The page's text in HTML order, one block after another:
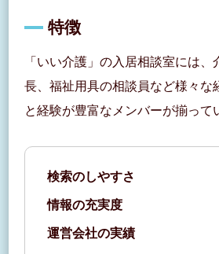
特徴
「いい介護」の入居相談室には
長、福祉用具の相談員など様々な
と経験が豊富なメンバーが揃って
検索のしやすさ
情報の充実度
運営会社の実績